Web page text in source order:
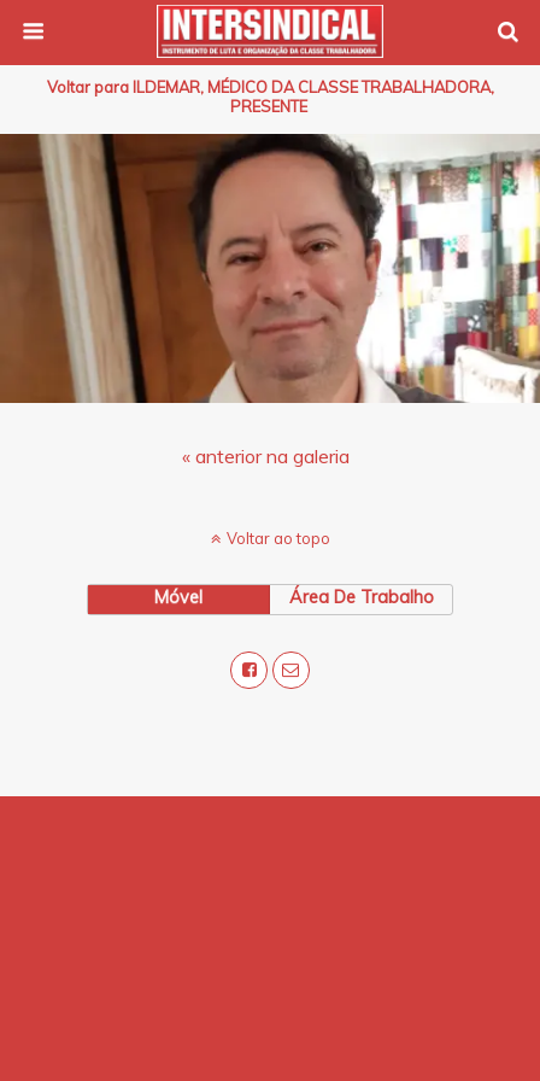
Voltar para ILDEMAR, MÉDICO DA CLASSE TRABALHADORA,
PRESENTE
« anterior na galeria
Voltar ao topo
Móvel Área De Trabalho